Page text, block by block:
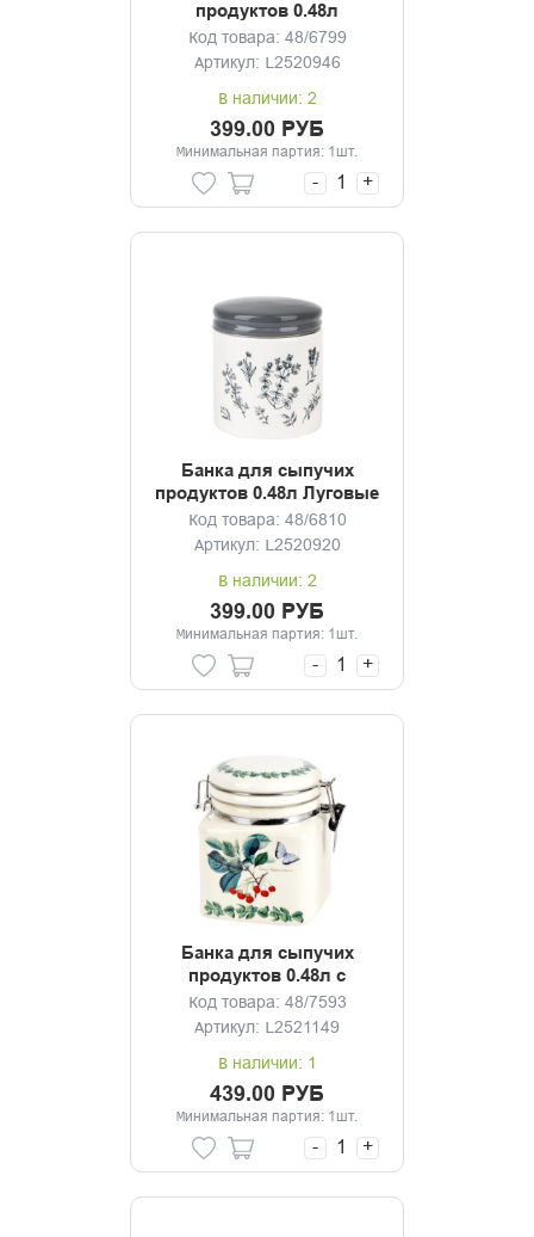
продуктов 0.48л
Душистые травы
Код товара: 48/6799
Артикул: L2520946
В наличии: 2
399.00 РУБ
Минимальная партия: 1шт.
- +
Банка для сыпучих
продуктов 0.48л Луговые
травы
Код товара: 48/6810
Артикул: L2520920
В наличии: 2
399.00 РУБ
Минимальная партия: 1шт.
- +
Банка для сыпучих
продуктов 0.48л с
клипсой Fruit Garden
Код товара: 48/7593
Артикул: L2521149
В наличии: 1
439.00 РУБ
Минимальная партия: 1шт.
- +